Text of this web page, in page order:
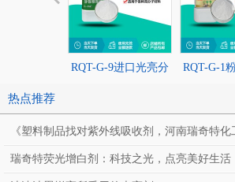
RQT-G-9进口光亮分 RQT-G-1
热点推荐
《塑料制品找对紫外线吸收剂，河南瑞奇特化
瑞奇特荧光增白剂：科技之光，点亮美好生活